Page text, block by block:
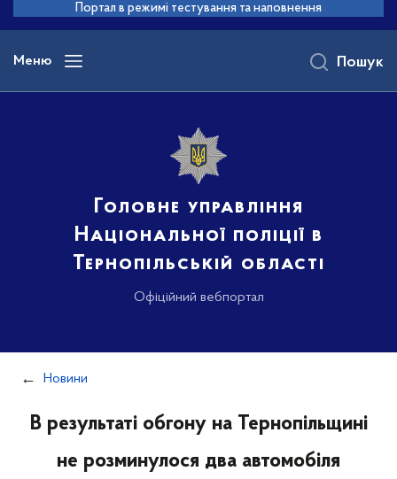
основного
вмісту
Портал в режимі тестування та наповнення
Меню
Головне управління
Національної поліції в
Тернопільській області
Офіційний вебпортал
Пошук
Новини
В результаті обгону на Тернопільщині
не розминулося два автомобіля